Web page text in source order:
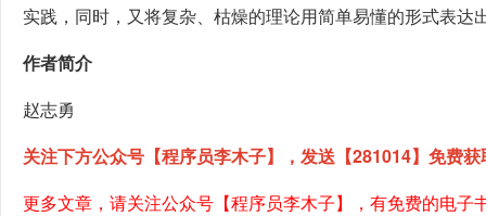
实践，同时，又将复杂、枯燥的理论用简单易懂的形式表达
作者简介
赵志勇
关注下方公众号【程序员李木子】，发送【281014】免费获
更多文章，请关注公众号【程序员李木子】，有免费的电子